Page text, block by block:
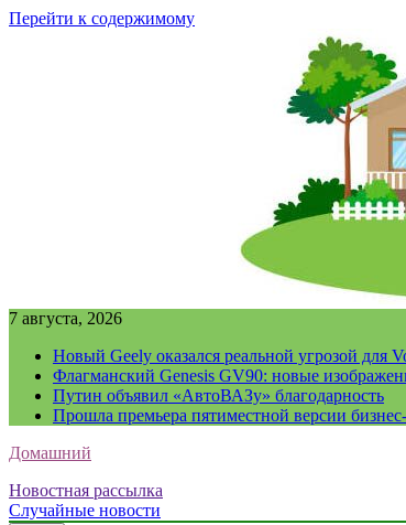
Перейти к содержимому
7 августа, 2026
Новый Geely оказался реальной угрозой для
Флагманский Genesis GV90: новые
Путин объявил «АвтоВАЗу» благодарность
Прошла премьера пятиместной версии
Домашний
Новостная рассылка
Случайные новости